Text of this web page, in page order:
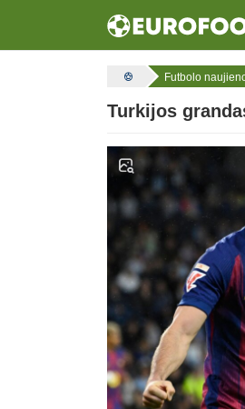
Futbolo
Turkijos